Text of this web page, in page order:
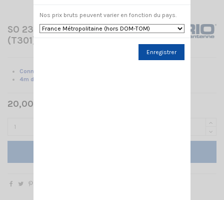
SO 239 + CÂBLE/FME SIRIO
(T301)
Connecteur angulaire SO-239 /
4m de câble
20,00 € TTC
Nos prix bruts peuvent varier en fonction du pays.
Enregistrer